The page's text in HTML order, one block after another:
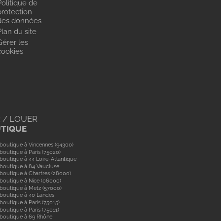
de
données
du site
les
/ LOUER
à Vincennes (94300)
à Paris (75020)
à 44 Loire-Atlantique
à 84 Vaucluse
à Chartres (28000)
à Nice (06000)
à Metz (57000)
à 40 Landes
à Paris (75015)
à Paris (75011)
à 69 Rhône